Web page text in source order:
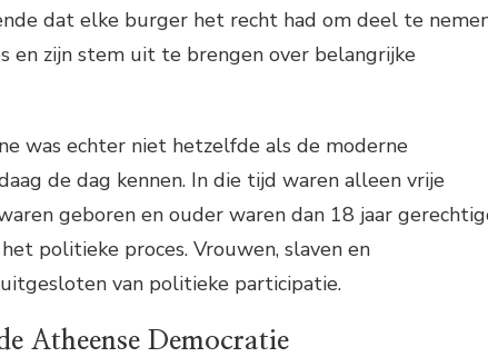
dat elke burger het recht had om deel te
en zijn stem uit te brengen over belangrijke
was echter niet hetzelfde als de moderne
de dag kennen. In die tijd waren alleen vrije
geboren en ouder waren dan 18 jaar
politieke proces. Vrouwen, slaven en
van politieke participatie.
Atheense Democratie